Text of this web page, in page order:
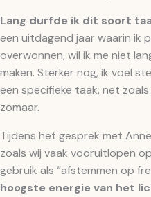
Lang durfde ik dit soort
een uitdagend jaar waarin ik
overwonnen, wil ik me niet
maken. Sterker nog, ik voel
een specifieke taak, net
zomaar.
Tijdens het gesprek met
zoals wij vaak vooruitlopen
gebruik als “afstemmen op
hoogste energie van het